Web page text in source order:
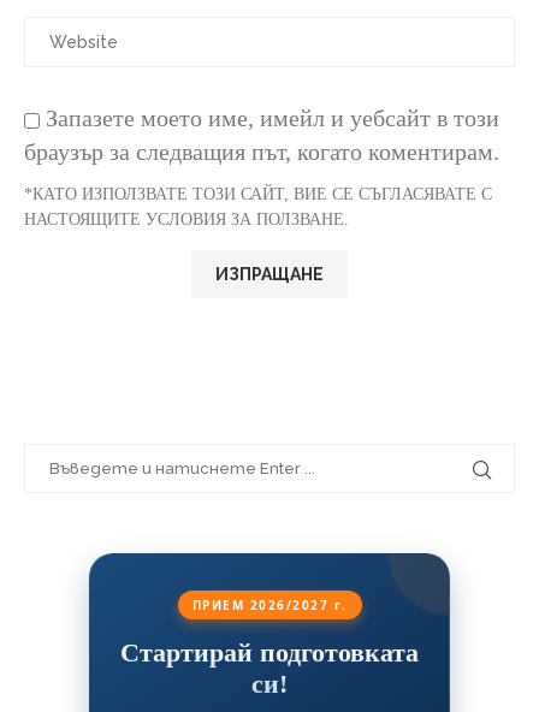
Запазете моето име, имейл и уебсайт в този
браузър за следващия път, когато коментирам.
*КАТО ИЗПОЛЗВАТЕ ТОЗИ САЙТ, ВИЕ СЕ СЪГЛАСЯВАТЕ С
НАСТОЯЩИТЕ УСЛОВИЯ ЗА ПОЛЗВАНЕ.
ПРИЕМ 2026/2027 г.
Стартирай подготовката
си!